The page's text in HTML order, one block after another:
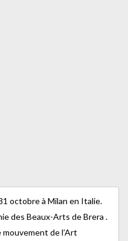
octobre à Milan en Italie.
des Beaux-Arts de Brera .
de l’Art